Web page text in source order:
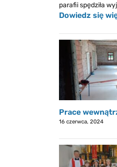
parafii spędziła
Dowiedz się
Prace
16 czerwca, 2024